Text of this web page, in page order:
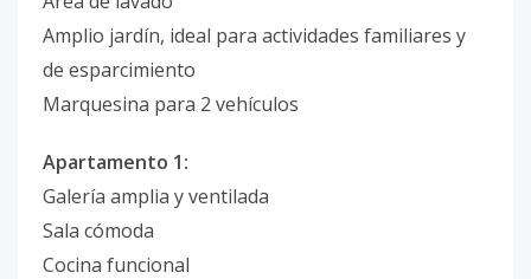
Amplio jardín, ideal para actividades familiares y
de esparcimiento
Marquesina para 2 vehículos
Apartamento 1:
Galería amplia y ventilada
Sala cómoda
Cocina funcional